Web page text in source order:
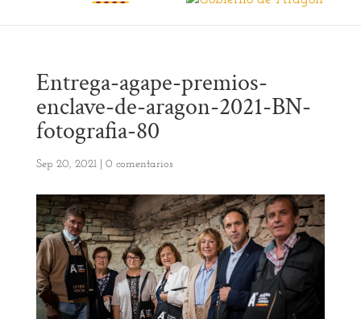
Entrega-agape-premios-
enclave-de-aragon-2021-BN-
fotografia-80
Sep 20, 2021| 0 comentarios